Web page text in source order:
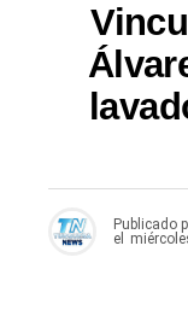
Publicado
el